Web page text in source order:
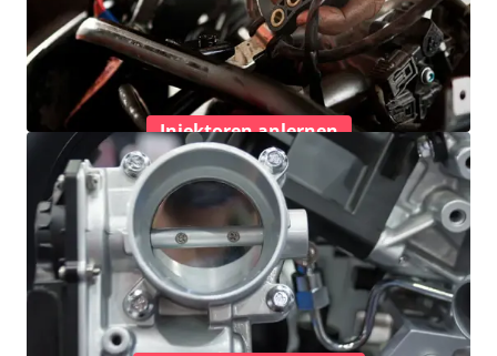
Injektoren anlernen